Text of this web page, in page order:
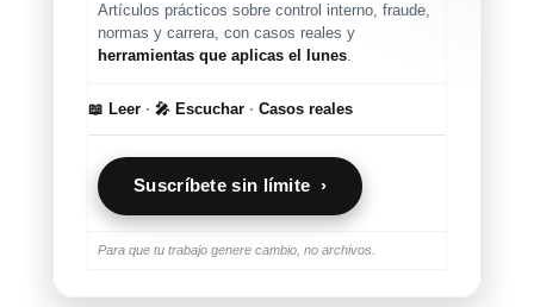
Artículos prácticos sobre control interno, fraude,
normas y carrera, con casos reales y
herramientas que aplicas el lunes.
📖 Leer · 🎤 Escuchar · Casos reales
Suscríbete sin límite ›
Para que tu trabajo genere cambio, no archivos.